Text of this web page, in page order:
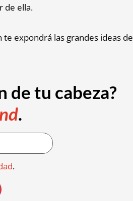
de ella.
expondrá las grandes ideas de
de tu cabeza?
.
.